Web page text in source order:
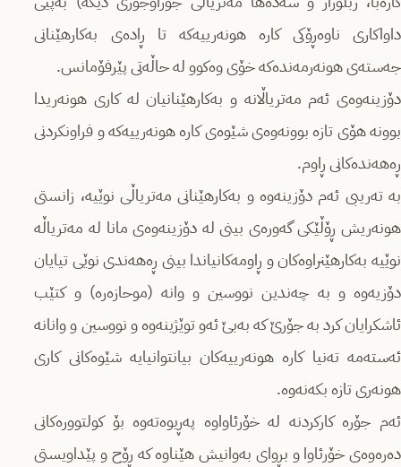
داواکاری ناوەڕۆکی کارە هونەرییەکە تا ڕادەی بەکارهێنانی
جەستەی هونەرمەندەکە خۆی وەکوو لە حاڵەتی پێرفۆمانس.
دۆزینەوەی ئەم مەتریاڵانە و بەکارهێنانیان لە کاری هونەریدا
بوونە هۆی تازە بوونەوەی شێوەی کارە هونەرییەکە و فراونکردنی
ڕەهەندەکانی ڕاوم.
بە تەریبی ئەم دۆزینەوە و بەکارهێنانی مەتریاڵی نوێیە، زانستی
هونەریش ڕۆڵێکی گەورەی بینی لە دۆزینەوەی مانا لە مەتریاڵە
نوێیە بەکارهێنراوەکان و ڕاومەکانیاندا بینی ڕەهەندی نوێی تیایان
دۆزیەوە و بە چەندین نووسین و وانە (موحازەرە) و کتێب
ئاشکرایان کرد بە جۆرێ کە بەبێ ئەو توێژینەوە و نووسین و وانانە
ئەستەمە تەنیا کارە هونەرییەکان بیانتوانیایە شێوەکانی کاری
هونەری تازە بکەنەوە.
ئەم جۆرە کارکردنە لە خۆرئاواوە پەڕیوەتەوە بۆ کولتوورەکانی
دەرەوەی خۆرئاوا و بڕوای بەوانیش هێناوە کە ڕۆح و پێداویستی